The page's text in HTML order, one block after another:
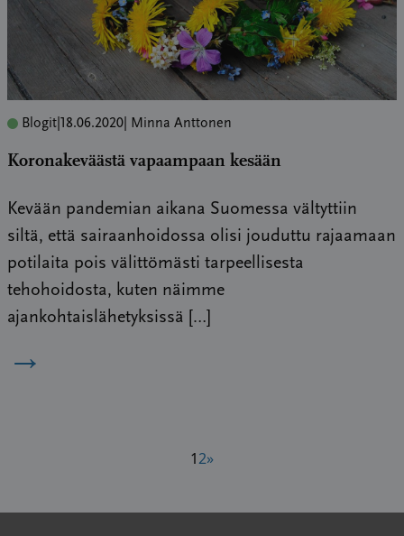
Blogit 18.06.2020 | Minna Anttonen
Koronakeväästä vapaampaan kesään
Kevään pandemian aikana Suomessa vältyttiin
siltä, että sairaanhoidossa olisi jouduttu rajaamaan
potilaita pois välittömästi tarpeellisesta
tehohoidosta, kuten näimme
ajankohtaislähetyksissä […]
→
12»